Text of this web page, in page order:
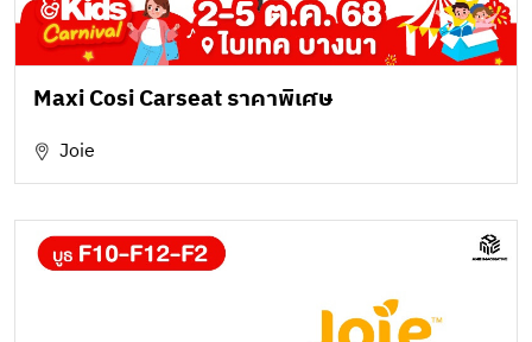
Maxi Cosi Carseat ราคาพิเศษ
Joie